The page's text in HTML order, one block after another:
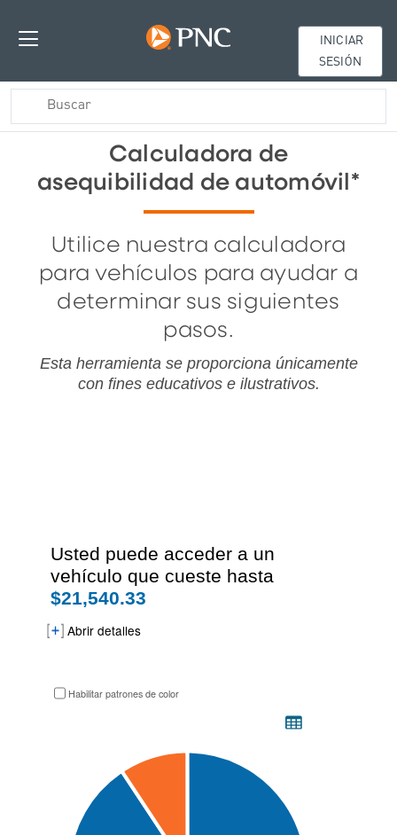
INICIAR
SESIÓN
Calculadora de
asequibilidad de automóvil*
Utilice nuestra calculadora
para vehículos para ayudar a
determinar sus siguientes
pasos.
Esta herramienta se proporciona únicamente
con fines educativos e ilustrativos.